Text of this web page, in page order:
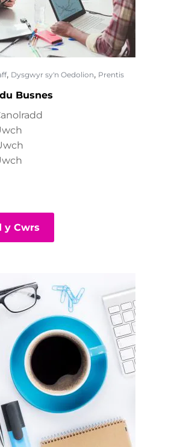
, Dysgwyr sy'n Oedolion, Prentis
Busnes
y Cwrs